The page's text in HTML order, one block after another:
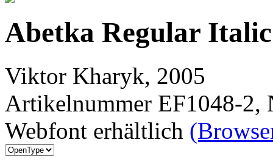
Abetka Regular Italic
Viktor Kharyk, 2005
Artikelnummer EF1048-2,
Webfont erhältlich